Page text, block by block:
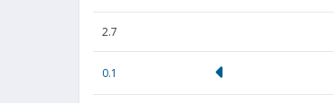
2.7
0.1